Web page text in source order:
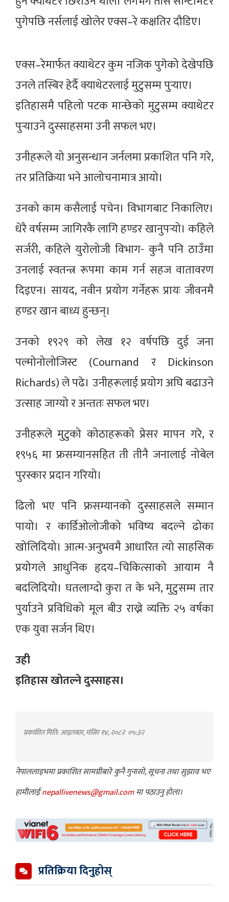
पुगेपछि नर्सलाई खोलेर एक्स–रे कक्षतिर दौडिए।
एक्स–रेमार्फत क्याथेटर कुम नजिक पुगेको देखेपछि
उनले तस्बिर हेर्दै क्याथेटरलाई मुटुसम्म पुर्‍याए।
इतिहासमै पहिलो पटक मान्छेको मुटुसम्म क्याथेटर
पुर्‍याउने दुस्साहसमा उनी सफल भए।
उनीहरूले यो अनुसन्धान जर्नलमा प्रकाशित पनि गरे,
तर प्रतिक्रिया भने आलोचनामात्र आयो।
उनको काम कसैलाई पचेन। विभागबाट निकालिए।
धेरै वर्षसम्म जागिरकै लागि हण्डर खानुपर्‍यो। कहिले
सर्जरी, कहिले युरोलोजी विभाग- कुनै पनि ठाउँमा
उनलाई स्वतन्त्र रूपमा काम गर्न सहज वातावरण
दिइएन। सायद, नवीन प्रयोग गर्नेहरू प्रायः जीवनमै
हण्डर खान बाध्य हुन्छन्।
उनको १९२९ को लेख १२ वर्षपछि दुई जना
पल्मोनोलोजिस्ट (Cournand र Dickinson
Richards) ले पढे। उनीहरूलाई प्रयोग अघि बढाउने
उत्साह जाग्यो र अन्ततः सफल भए।
उनीहरूले मुटुको कोठाहरूको प्रेसर मापन गरे, र
१९५६ मा फ्रसम्यानसहित ती तीनै जनालाई नोबेल
पुरस्कार प्रदान गरियो।
ढिलो भए पनि फ्रसम्यानको दुस्साहसले सम्मान
पायो। र कार्डिओलोजीको भविष्य बदल्ने ढोका
खोलिदियो। आत्म-अनुभवमै आधारित त्यो साहसिक
प्रयोगले आधुनिक हृदय–चिकित्साको आयाम नै
बदलिदियो। घतलाग्दो कुरा त के भने, मुटुसम्म तार
पुर्याउने प्रविधिको मूल बीउ राख्ने व्यक्ति २५ वर्षका
एक युवा सर्जन थिए।
उही
इतिहास खोतल्ने दुस्साहस।
प्रकाशित मिति: आइतबार, मंसिर १४, २०८२ ०५:३२
नेपाललाइभमा प्रकाशित सामग्रीबारे कुनै गुनासो, सूचना तथा सुझाव भए
हामीलाईnepallivenews@gmail.comमा पठाउनु होला।
प्रतिक्रिया दिनुहोस्